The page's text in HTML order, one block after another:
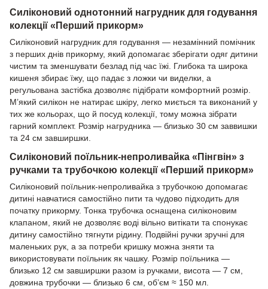
Силіконовий однотонний нагрудник для годування
колекції «Перший прикорм»
Силіконовий нагрудник для годування — незамінний помічник
з перших днів прикорму, який допомагає зберігати одяг дитини
чистим та зменшувати безлад під час їжі. Глибока та широка
кишеня збирає їжу, що падає з ложки чи виделки, а
регульована застібка дозволяє підібрати комфортний розмір.
М’який силікон не натирає шкіру, легко миється та виконаний у
тих же кольорах, що й посуд колекції, тому можна зібрати
гарний комплект. Розмір нагрудника — близько 30 см заввишки
та 24 см завширшки.
Силіконовий поїльник-непроливайка «Пінгвін» з
ручками та трубочкою колекції «Перший прикорм»
Силіконовий поїльник-непроливайка з трубочкою допомагає
дитині навчатися самостійно пити та чудово підходить для
початку прикорму. Тонка трубочка оснащена силіконовим
клапаном, який не дозволяє воді вільно витікати та спонукає
дитину самостійно тягнути рідину. Подвійні ручки зручні для
маленьких рук, а за потреби кришку можна зняти та
використовувати поїльник як чашку. Розмір поїльника —
близько 12 см завширшки разом із ручками, висота — 7 см,
довжина трубочки — близько 6 см, об’єм ≈ 150 мл.